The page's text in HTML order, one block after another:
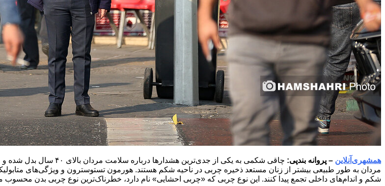
همشهری‌آنلاین – پروانه بندپی:
چاقی شکمی به یکی از
مردان به‌ طور طبیعی بیشتر از زنان مستعد ذخیره چربی در ناحیه شکم هستند. هورمون تستوسترون و ویژگی‌های
شکم و اندام‌های داخلی تجمع پیدا کنند. این نوع چربی که «چربی احشایی» نام دارد، خطرناک‌ترین نوع چربی بدن